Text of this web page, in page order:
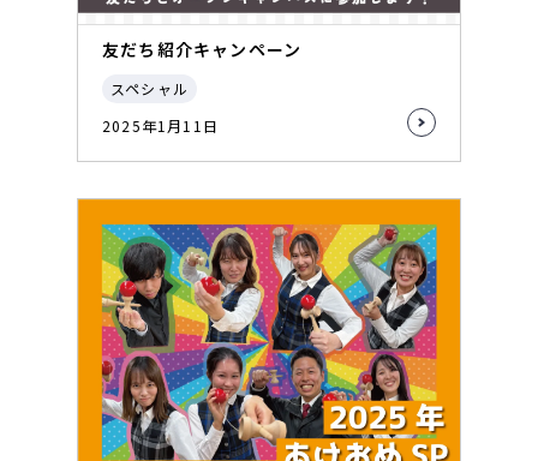
友だち紹介キャンペーン
スペシャル
2025年1月11日